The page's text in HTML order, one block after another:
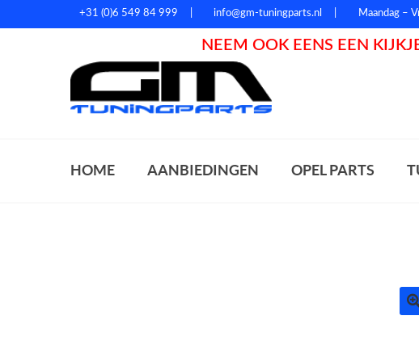
+31 (0)6 549 84 999 info@gm-tuningparts.nl Maandag –
NEEM OOK EENS EEN
HOME AANBIEDINGEN OPEL PARTS